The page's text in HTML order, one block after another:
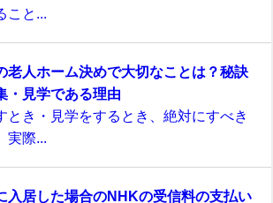
こと...
老人ホーム決めで大切なことは？秘訣
・見学である理由
とき・見学をするとき、絶対にすべき
実際...
入居した場合のNHKの受信料の支払い